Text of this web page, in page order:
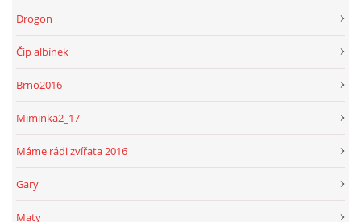
Drogon
Čip albínek
Brno2016
Miminka2_17
Máme rádi zvířata 2016
Gary
Maty